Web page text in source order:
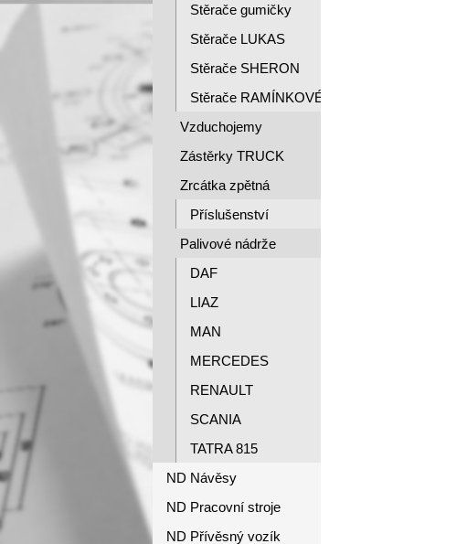
Stěrače gumičky
Stěrače LUKAS
Stěrače SHERON
Stěrače RAMÍNKOVÉ
Vzduchojemy
Zástěrky TRUCK
Zrcátka zpětná
Příslušenství
Palivové nádrže
DAF
LIAZ
MAN
MERCEDES
RENAULT
SCANIA
TATRA 815
ND Návěsy
ND Pracovní stroje
ND Přívěsný vozík